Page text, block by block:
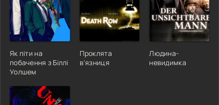
Як піти на
побачення з Біллі
Уолшем
Проклята
в'язниця
Людина-
невидимка